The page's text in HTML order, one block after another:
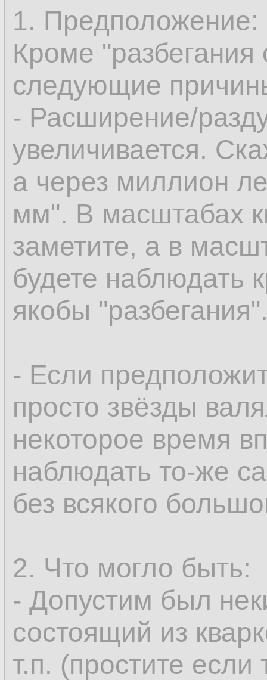
1.
Кроме "разбегания
следующие
- Расширение/
увеличивается.
а через миллион
мм". В масштабах
заметите, а в
будете наблюдать
якобы
- Если
просто звёзды
некоторое время
наблюдать то-же
без всякого
2. Что могло быть:
- Допустим был
состоящий из
т.п. (простите если